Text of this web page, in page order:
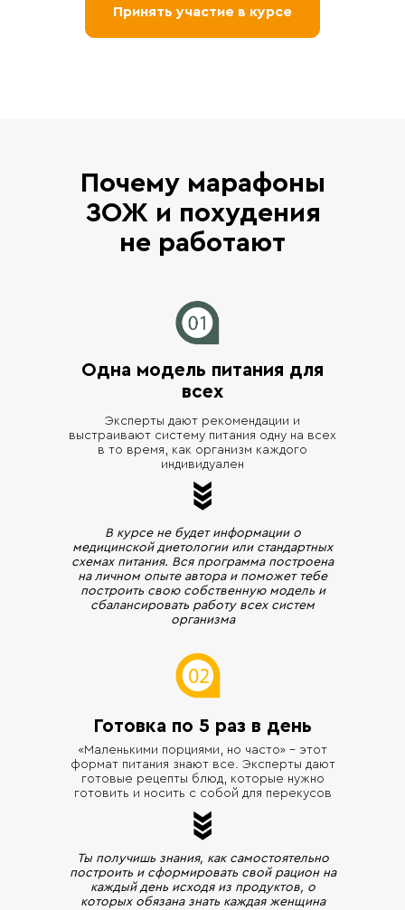
Принять участие в курсе
Почему марафоны
ЗОЖ и похудения
не работают
Одна модель питания для
всех
Готовка по 5 раз в день
Эксперты дают рекомендации и
выстраивают систему питания одну на всех
в то время, как организм каждого
индивидуален
В курсе не будет информации о
медицинской диетологии или стандартных
схемах питания. Вся программа построена
на личном опыте автора и поможет тебе
построить свою собственную модель и
сбалансировать работу всех систем
организма
«Маленькими порциями, но часто» - этот
формат питания знают все. Эксперты дают
готовые рецепты блюд, которые нужно
готовить и носить с собой для перекусов
Ты получишь знания, как самостоятельно
построить и сформировать свой рацион на
каждый день исходя из продуктов, о
которых обязана знать каждая женщина